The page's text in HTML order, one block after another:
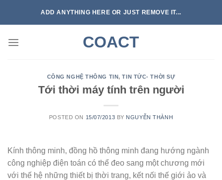
ADD ANYTHING HERE OR JUST REMOVE IT...
COACT
CÔNG NGHỆ THÔNG TIN,TIN TỨC- THỜI SỰ
Tới thời máy tính trên người
POSTED ON 15/07/2013 BY NGUYỄN THÀNH
Kính thông minh, đồng hồ thông minh đang hướng ngành
công nghiệp điện toán có thể đeo sang một chương mới
với thế hệ những thiết bị thời trang, kết nối thế giới ảo và